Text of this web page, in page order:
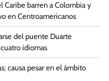
Caribe barren a Colombia y
en Centroamericanos
del puente Duarte
idiomas
causa pesar en el ámbito